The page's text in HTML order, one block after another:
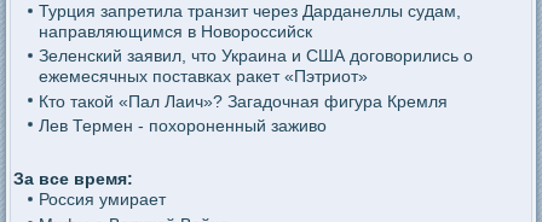
Турция запретила транзит через Дарданеллы судам,
направляющимся в Новороссийск
Зеленский заявил, что Украина и США договорились о
ежемесячных поставках ракет «Пэтриот»
Кто такой «Пал Лаич»? Загадочная фигура Кремля
Лев Термен - похороненный заживо
За все время:
Россия умирает